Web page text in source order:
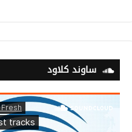
ساوند كلاود